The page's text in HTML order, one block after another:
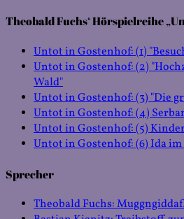
Theobald Fuchs‘ Hörspielreihe
Untot in Gostenhof: (1)
Untot in Gostenhof: (2)
Wald"
Untot in Gostenhof: (3) "Die
Untot in Gostenhof: (4)
Untot in Gostenhof: (5)
Untot in Gostenhof: (6) Ida
Sprecher
Theobald Fuchs: